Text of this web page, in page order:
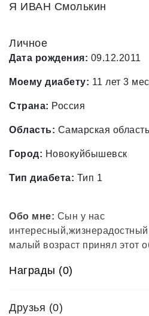
Я ИВАН Смолькин
Личное
Дата рождения: 09.12.2011
Моему диабету: 11 лет 3
Страна: Россия
Область: Самарская область
Город: Новокуйбышевск
Тип диабета: Тип 1
Обо мне: Сын у нас
малый возраст принял этот
Награды (0)
Друзья (0)